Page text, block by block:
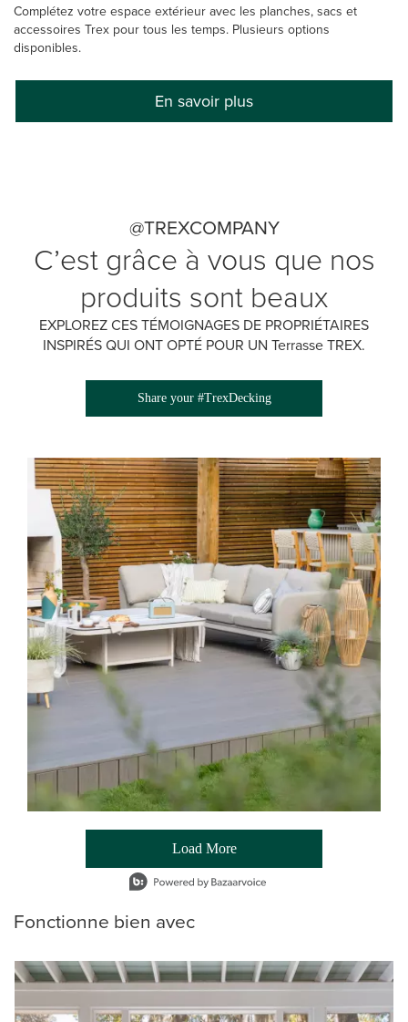
Complétez votre espace extérieur avec les planches, sacs et
accessoires Trex pour tous les temps. Plusieurs options
disponibles.
En savoir plus
@TREXCOMPANY
C’est grâce à vous que nos
produits sont beaux
EXPLOREZ CES TÉMOIGNAGES DE PROPRIÉTAIRES
INSPIRÉS QUI ONT OPTÉ POUR UN Terrasse TREX.
Share your #TrexDecking
Media Gallery
Load More
- Media Gallery
1 of 54 total items loaded in Media Gallery
Fonctionne bien avec